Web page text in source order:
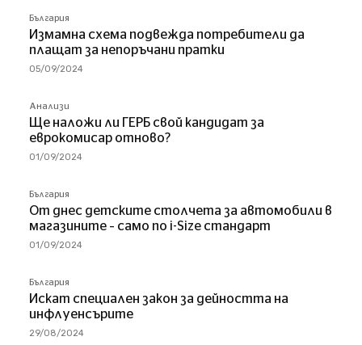
България
Измамна схема подвежда потребители да
плащат за непоръчани пратки
05/09/2024
Анализи
Ще наложи ли ГЕРБ свой кандидат за
еврокомисар отново?
01/09/2024
България
От днес детските столчета за автомобили в
магазините – само по i-Size стандарт
01/09/2024
България
Искат специален закон за дейността на
инфлуенсърите
29/08/2024